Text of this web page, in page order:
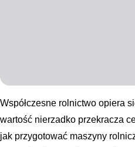
Współczesne rolnictwo opiera
wartość nierzadko przekracza
jak przygotować maszyny